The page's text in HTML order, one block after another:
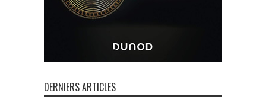
DERNIERS ARTICLES